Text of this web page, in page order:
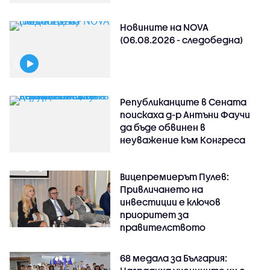
Новините на NOVA
(06.08.2026 - следобедна)
Републиканците в Сената
поискаха д-р Антъни Фаучи
да бъде обвинен в
неуважение към Конгреса
Вицепремиерът Пулев:
Привличането на
инвестиции е ключов
приоритет за
правителството
68 медала за България: